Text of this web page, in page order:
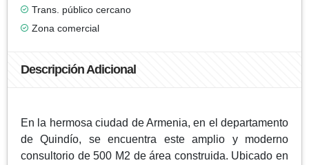
Trans. público cercano
Zona comercial
Descripción Adicional
En la hermosa ciudad de Armenia, en el departamento
de Quindío, se encuentra este amplio y moderno
consultorio de 500 M2 de área construida. Ubicado en